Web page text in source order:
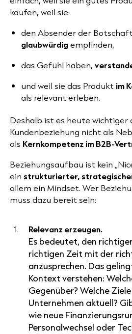
kaufen, weil sie:
den Absender der
glaubwürdigempfinden,
das Gefühl haben,
und weil sie das Produkt im
als relevant erleben.
Deshalb ist es heute wichtiger
Kundenbeziehung nicht als
als Kernkompetenz im B2B-
Beziehungsaufbau ist kein
ein strukturierter,
allem ein Mindset. Wer
muss dazu bereit sein:
Relevanz erzeugen.
Es bedeutet, den
richtigen Zeit mit der
anzusprechen. Das
Kontext verstehen:
Gegenüber? Welche
Unternehmen aktuell?
wie neue
Personalwechsel oder